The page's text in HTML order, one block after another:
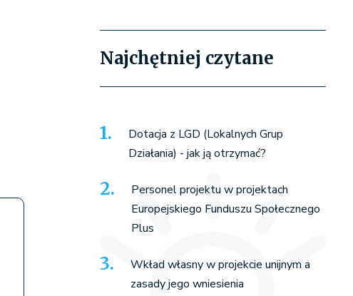
Najchętniej czytane
Dotacja z LGD (Lokalnych Grup
Działania) - jak ją otrzymać?
Personel projektu w projektach
Europejskiego Funduszu Społecznego
Plus
Wkład własny w projekcie unijnym a
zasady jego wniesienia